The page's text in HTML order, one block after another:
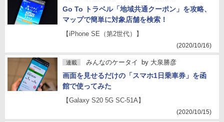
Go To トラベル「地域共通クーポン」を攻略、
マップで簡単に対象店舗を検索！
【iPhone SE（第2世代）】
(2020/10/16)
連載 みんなのケータイ by 大泉勝彦
画面を見せるだけの「スマホ1日乗車券」を函
館で使ってみた
【Galaxy S20 5G SC-51A】
(2020/10/15)